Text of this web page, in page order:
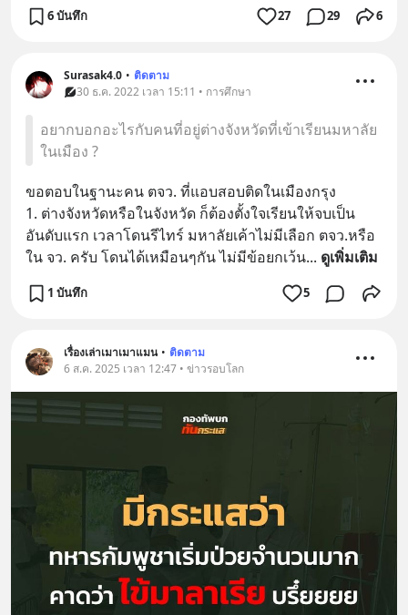
6 บันทึก 27 29 6
Surasak4.0 • ติดตาม
30 ธ.ค. 2022 เวลา 15:11 • การศึกษา
อยากบอกอะไรกับคนที่อยู่ต่างจังหวัดที่เข้าเรียนมหาลัย
ในเมือง ?
ขอตอบในฐานะคน ตจว. ที่แอบสอบติดในเมืองกรุง
1. ต่างจังหวัดหรือในจังหวัด ก็ต้องตั้งใจเรียนให้จบเป็น
อันดับแรก เวลาโดนรีไทร์ มหาลัยเค้าไม่มีเลือก ตจว.หรือ
ใน จว. ครับ โดนได้เหมือนๆกัน ไม่มีข้อยกเว้น... ดูเพิ่มเติม
1 บันทึก 5
เรื่องเล่าเมาเมาแมน • ติดตาม
6 ส.ค. 2025 เวลา 12:47 • ข่าวรอบโลก